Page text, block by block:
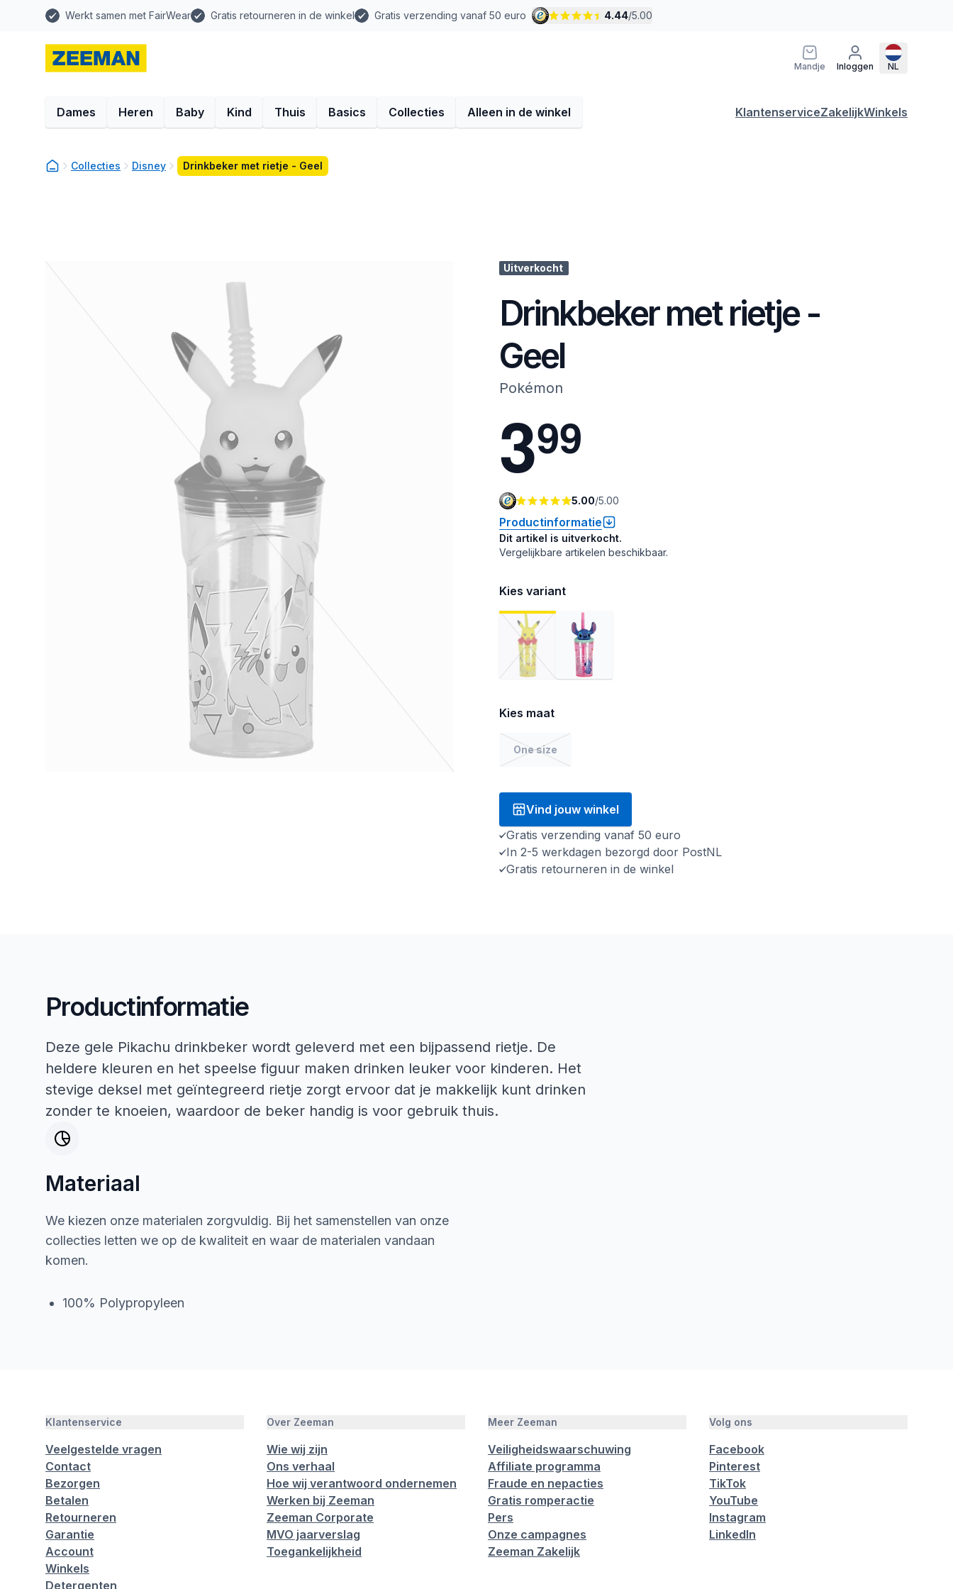
Werkt samen met FairWear Gratis retourneren in de winkel Gratis verzending vanaf 50 euro 4.44/5.00
Mandje Inloggen NL
Dames Heren Baby Kind Thuis Basics Collecties Alleen in de winkel KlantenserviceZakelijkWinkels
Collecties Disney Drinkbeker met rietje - Geel
Uitverkocht
Drinkbeker met rietje -
Geel
Pokémon
399
5.00/5.00
Productinformatie
Dit artikel is uitverkocht.
Vergelijkbare artikelen beschikbaar.
Kies variant
Kies maat
One size
Vind jouw winkel
Gratis verzending vanaf 50 euro
In 2-5 werkdagen bezorgd door PostNL
Gratis retourneren in de winkel
Productinformatie
Deze gele Pikachu drinkbeker wordt geleverd met een bijpassend rietje. De
heldere kleuren en het speelse figuur maken drinken leuker voor kinderen. Het
stevige deksel met geïntegreerd rietje zorgt ervoor dat je makkelijk kunt drinken
zonder te knoeien, waardoor de beker handig is voor gebruik thuis.
Materiaal
We kiezen onze materialen zorgvuldig. Bij het samenstellen van onze
collecties letten we op de kwaliteit en waar de materialen vandaan
komen.
100% Polypropyleen
Klantenservice
Veelgestelde vragen
Contact
Bezorgen
Betalen
Retourneren
Garantie
Account
Winkels
Detergenten
Over Zeeman
Wie wij zijn
Ons verhaal
Hoe wij verantwoord ondernemen
Werken bij Zeeman
Zeeman Corporate
MVO jaarverslag
Toegankelijkheid
Meer Zeeman
Veiligheidswaarschuwing
Affiliate programma
Fraude en nepacties
Gratis romperactie
Pers
Onze campagnes
Zeeman Zakelijk
Volg ons
Facebook
Pinterest
TikTok
YouTube
Instagram
LinkedIn